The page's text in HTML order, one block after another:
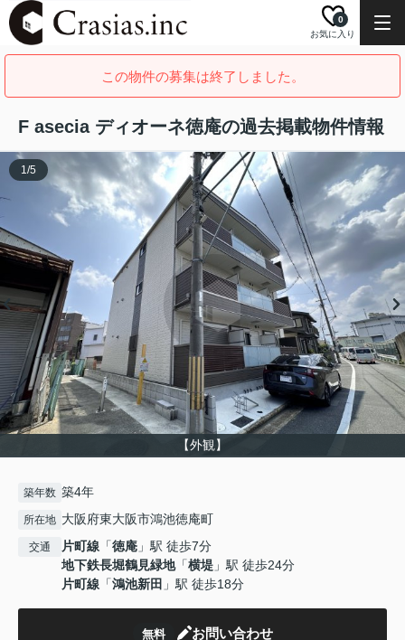
お気に入り
0
この物件の募集は終了しました。
F asecia ディオーネ徳庵の過去掲載物件情報
【外観】
1/5
築年数 築4年
所在地 大阪府東大阪市鴻池徳庵町
交通 片町線 「徳庵 」駅 徒歩7分
地下鉄長堀鶴見緑地「横堤 」駅 徒歩24分
片町線 「鴻池新田 」駅 徒歩18分
無料 お問い合わせ